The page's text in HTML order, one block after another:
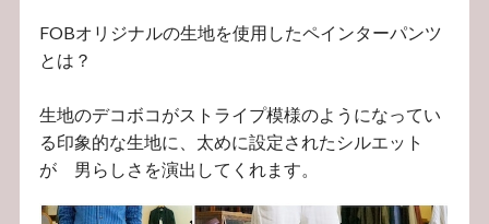
FOBオリジナルの生地を使用したペインターパンツ
とは？
生地のデコボコがストライプ模様のようになってい
る印象的な生地に、太めに設定されたシルエット
が 男らしさを演出してくれます。